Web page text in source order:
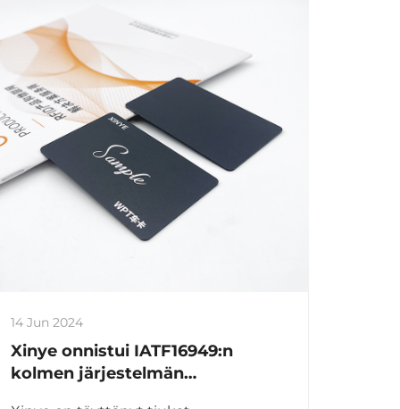
14 Jun 2024
Xinye onnistui IATF16949:n
kolmen järjestelmän